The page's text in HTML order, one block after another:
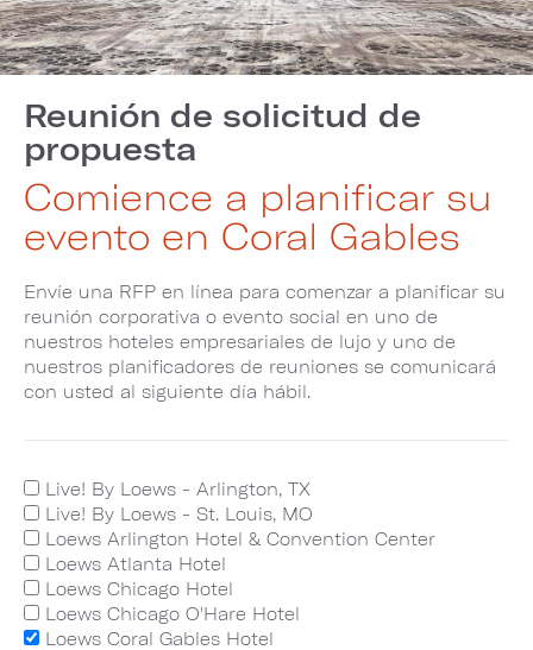
Reunión de solicitud de
propuesta
Comience a planificar su
evento en Coral Gables
Envíe una RFP en línea para comenzar a planificar su
reunión corporativa o evento social en uno de
nuestros hoteles empresariales de lujo y uno de
nuestros planificadores de reuniones se comunicará
con usted al siguiente día hábil.
Live! By Loews - Arlington, TX
Live! By Loews - St. Louis, MO
Loews Arlington Hotel & Convention Center
Loews Atlanta Hotel
Loews Chicago Hotel
Loews Chicago O'Hare Hotel
Loews Coral Gables Hotel